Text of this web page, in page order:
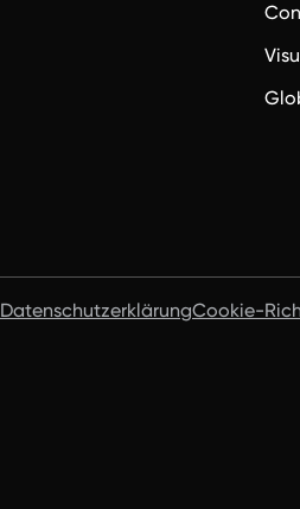
DatenschutzerklärungCookie-